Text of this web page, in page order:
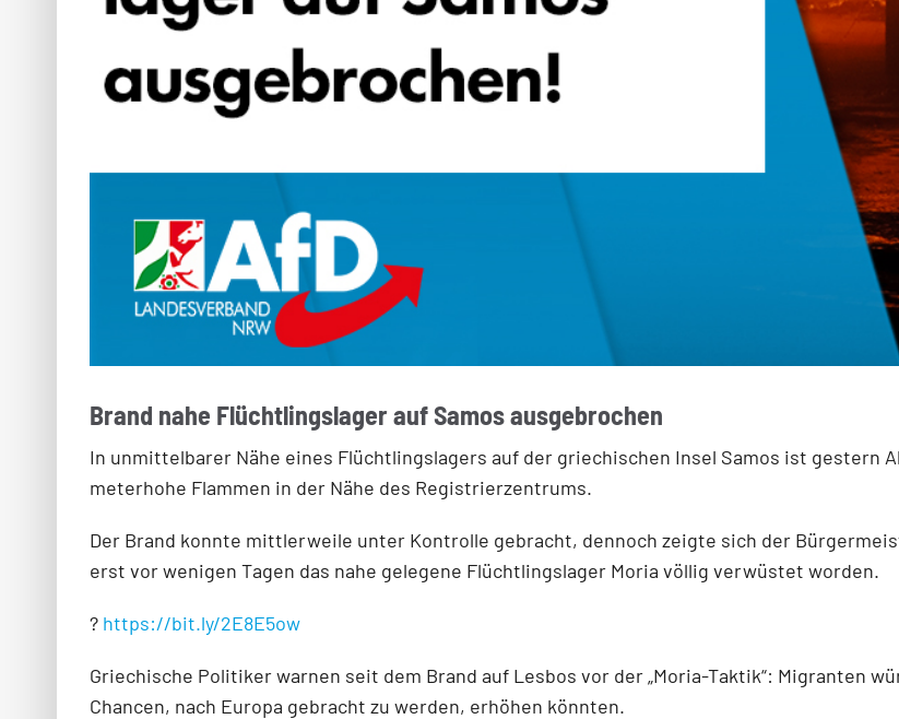
Brand nahe Flüchtlingslager auf Samos ausgebrochen
In unmittelbarer Nähe eines Flüchtlingslagers auf der griechischen Insel Samos ist gestern
meterhohe Flammen in der Nähe des Registrierzentrums.
Der Brand konnte mittlerweile unter Kontrolle gebracht, dennoch zeigte sich der
erst vor wenigen Tagen das nahe gelegene Flüchtlingslager Moria völlig verwüstet worden.
? https://bit.ly/2E8E5ow
Griechische Politiker warnen seit dem Brand auf Lesbos vor der „Moria-Taktik“: Migranten
Chancen, nach Europa gebracht zu werden, erhöhen könnten.